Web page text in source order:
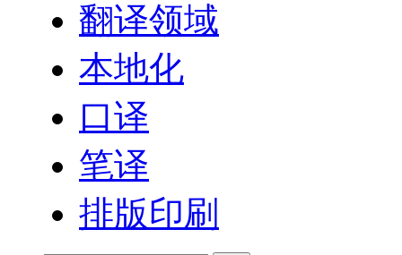
翻译领域
本地化
口译
笔译
排版印刷